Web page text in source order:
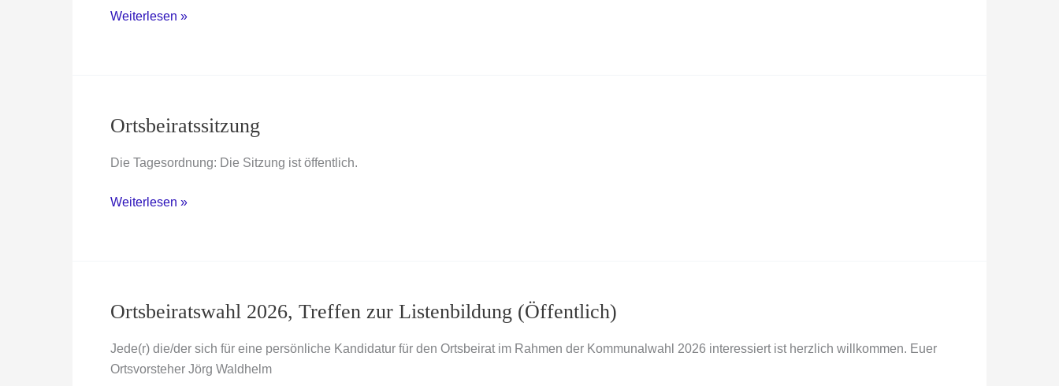
Kaffeeklatsch
Weiterlesen »
Ortsbeiratssitzung
Die Tagesordnung: Die Sitzung ist öffentlich.
Ortsbeiratssitzung
Weiterlesen »
Ortsbeiratswahl 2026, Treffen zur Listenbildung (Öffentlich)
Jede(r) die/der sich für eine persönliche Kandidatur für den Ortsbeirat im Rahmen der Kommunalwahl 2026 interessiert ist herzlich willkommen. Euer
Ortsvorsteher Jörg Waldhelm